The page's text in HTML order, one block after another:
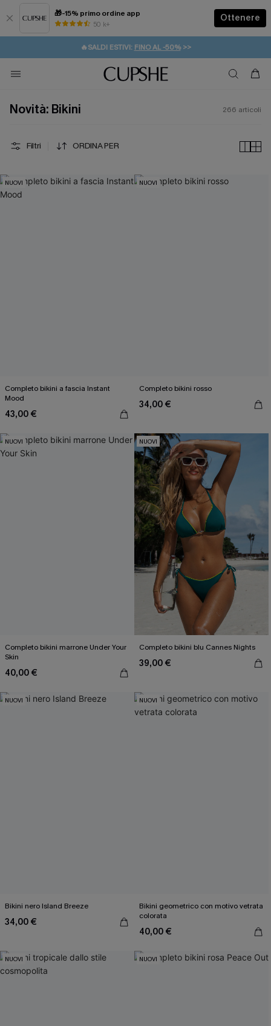
🎁-15% primo ordine app
50 k+
Ottenere
⚡️-15% SUGLI ESSENZIALI DA VACANZA | ACQUISTA
🔥SALDI ESTIVI: FINO AL -50%>>
🚚SPEDIZIONE GRATUITA DA 49€
💌REGALO PER I NUOVI: 20% DI SCONTO*
Novità: Bikini 266 articoli
Filtri ORDINA PER
NUOVI
Completo bikini a fascia Instant
Mood
43,00 €
NUOVI
Completo bikini rosso
34,00 €
NUOVI
Completo bikini marrone Under Your
Skin
40,00 €
NUOVI
Completo bikini blu Cannes Nights
39,00 €
NUOVI
Bikini nero Island Breeze
34,00 €
NUOVI
Bikini geometrico con motivo vetrata
colorata
40,00 €
NUOVI NUOVI